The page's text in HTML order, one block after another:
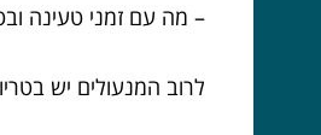
– מה עם זמני טעינה
לרוב המנעולים יש